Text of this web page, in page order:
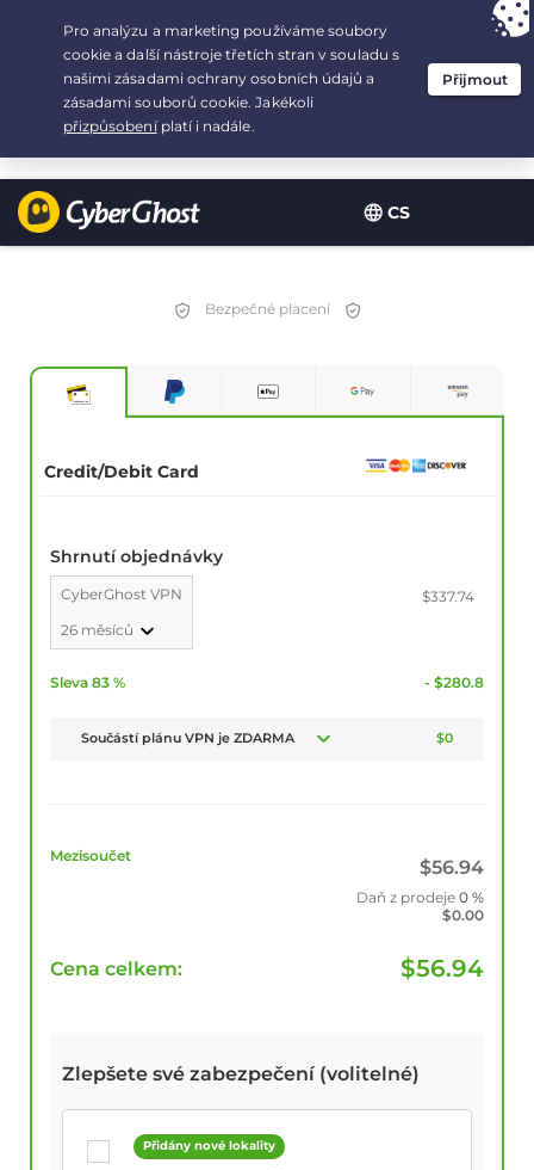
CS
Your choice:The Best Dealfor 2.1666666666667-years at $
/month
Bezpečné placení
Credit/Debit Card
Shrnutí objednávky
CyberGhost VPN
26 měsíců
$337.74
Sleva 83 % - $280.8
Součástí plánu VPN je ZDARMA $0
Mezisoučet
$56.94
Daň z prodeje 0 %
$0.00
Cena celkem: $56.94
Zlepšete své zabezpečení (volitelné)
Přidány nové lokality